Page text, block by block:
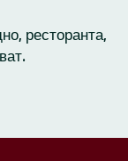
ресторанта,